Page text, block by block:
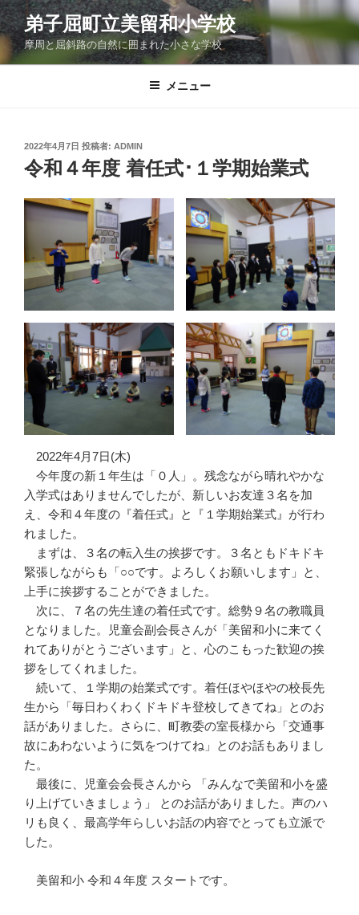
コ
ン
ン
弟子屈町立美留和小学校
摩周と屈斜路の自然に囲まれた小さな学校
メニュー
投
稿
日:
2022年4月7日 投稿者: ADMIN
令和４年度 着任式･１学期始業式
2022年4月7日(木)
今年度の新１年生は「０人」。残念ながら晴れやかな
入学式はありませんでしたが、新しいお友達３名を加
え、令和４年度の『着任式』と『１学期始業式』が行わ
れました。
まずは、３名の転入生の挨拶です。３名ともドキドキ
緊張しながらも「○○です。よろしくお願いします」と、
上手に挨拶することができました。
次に、７名の先生達の着任式です。総勢９名の教職員
となりました。児童会副会長さんが「美留和小に来てく
れてありがとうございます」と、心のこもった歓迎の挨
拶をしてくれました。
続いて、１学期の始業式です。着任ほやほやの校長先
生から「毎日わくわくドキドキ登校してきてね」とのお
話がありました。さらに、町教委の室長様から「交通事
故にあわないように気をつけてね」とのお話もありまし
た。
最後に、児童会会長さんから 「みんなで美留和小を盛
り上げていきましょう」 とのお話がありました。声のハ
リも良く、最高学年らしいお話の内容でとっても立派で
した。
美留和小 令和４年度 スタートです。